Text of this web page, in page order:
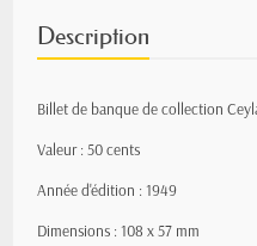
Description
Billet de banque de collection
Valeur : 50 cents
Année d'édition : 1949
Dimensions : 108 x 57 mm